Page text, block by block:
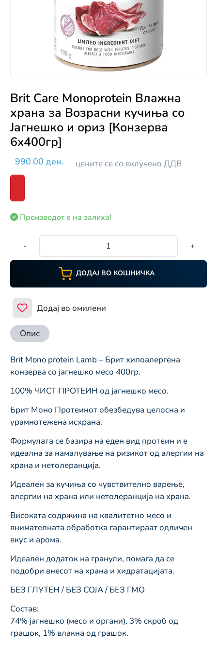
Brit Care Monoprotein Влажна
храна за Возрасни кучиња со
Јагнешко и ориз [Конзерва
6x400гр]
990.00 ден. цените се со вклучено ДДВ
Производот е на залиха!
- +
ДОДАЈ ВО КОШНИЧКА
Додај во омилени
Опис
Brit Mono protein Lamb – Брит хипоалергена
конзерва со јагнешко месо 400гр.
100% ЧИСТ ПРОТЕИН од јагнешко месо.
Брит Моно Протеинот обезбедува целосна и
урамнотежена исхрана.
Формулата се базира на еден вид протеин и е
идеална за намалување на ризикот од алергии на
храна и нетолеранција.
Идеален за кучиња со чувствително варење,
алергии на храна или нетолеранција на храна.
Високата содржина на квалитетно месо и
внимателната обработка гарантираат одличен
вкус и арома.
Идеален додаток на гранули, помага да се
подобри внесот на храна и хидратацијата.
БЕЗ ГЛУТЕН / БЕЗ СОЈА / БЕЗ ГМО
Состав:
74% јагнешко (месо и органи), 3% скроб од
грашок, 1% влакна од грашок.